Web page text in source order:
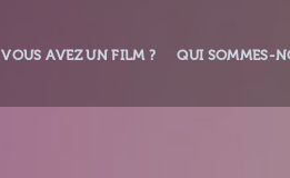
VOUS AVEZ UN FILM ? QUI SOMMES-